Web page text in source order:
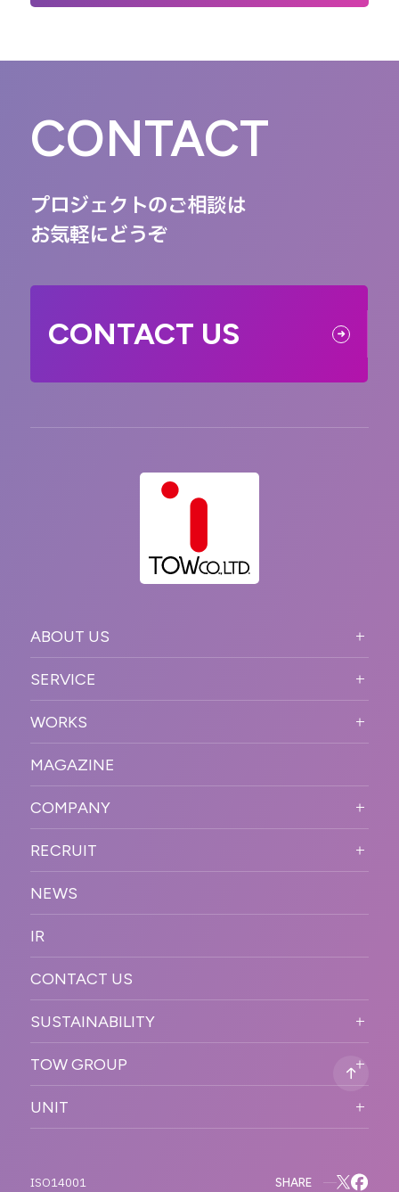
CONTACT
プロジェクトのご相談は
お気軽にどうぞ
CONTACT US
ABOUT US
PURPOSE
VISION
OUR DNA
SERVICE
STRONG POINT
BUSINESS DOMAIN
SOLUTION
WORKFLOW
WORKS
オンラインイベント
SNSプロモーション
プラットフォーム販
促
デジタル制作・映像
制作
PR
カンファレンス・展示会・アワ
ESPORTS・ゲームプロモーシ
MAGAZINE
COMPANY
COMPANY INFORMATION
MESSAGE
OFFICER
ACCESS
ORGANIZATION CHART
HISTORY
RECRUIT
新卒採用
キャリア採用
NEWS
IR
CONTACT US
SUSTAINABILITY
サステナビリティ
TOW GROUP
MOTTO
BLUES MOBILE
UNIT
ISO14001 SHARE